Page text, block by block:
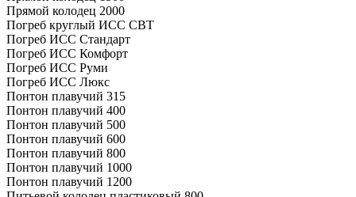
Прямой колодец 2000
Погреб круглый ИСС СВТ
Погреб ИСС Стандарт
Погреб ИСС Комфорт
Погреб ИСС Руми
Погреб ИСС Люкс
Понтон плавучий 315
Понтон плавучий 400
Понтон плавучий 500
Понтон плавучий 600
Понтон плавучий 800
Понтон плавучий 1000
Понтон плавучий 1200